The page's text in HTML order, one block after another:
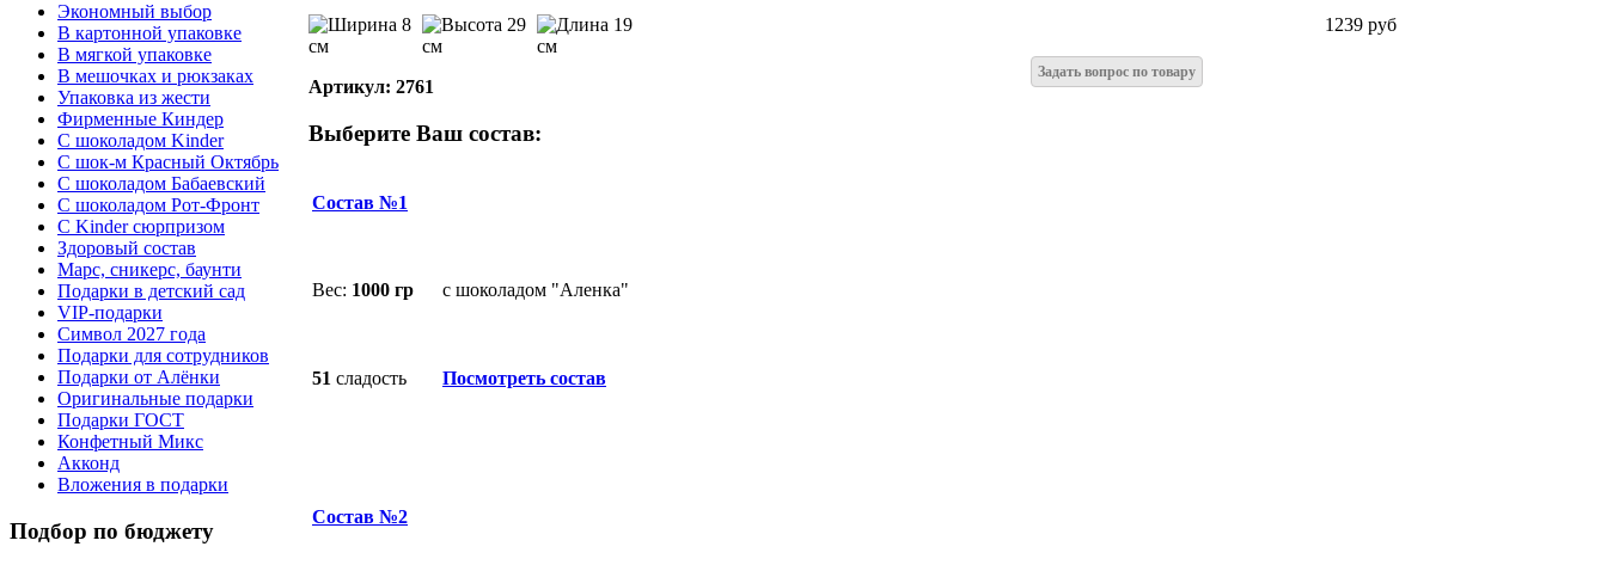
1239 руб
Задать вопрос по товару
8
см
29
см
19
см
Артикул: 2761
Выберите Ваш состав:
Состав №1
Вес: 1000 гр с шоколадом "Аленка"
51 сладость Посмотреть состав
Состав №2
Экономный выбор
В картонной упаковке
В мягкой упаковке
В мешочках и рюкзаках
Упаковка из жести
Фирменные Киндер
С шоколадом Kinder
С шок-м Красный Октябрь
С шоколадом Бабаевский
С шоколадом Рот-Фронт
С Kinder сюрпризом
Здоровый состав
Марс, сникерс, баунти
Подарки в детский сад
VIP-подарки
Символ 2027 года
Подарки для сотрудников
Подарки от Алёнки
Оригинальные подарки
Подарки ГОСТ
Конфетный Микс
Акконд
Вложения в подарки
Подбор по бюджету